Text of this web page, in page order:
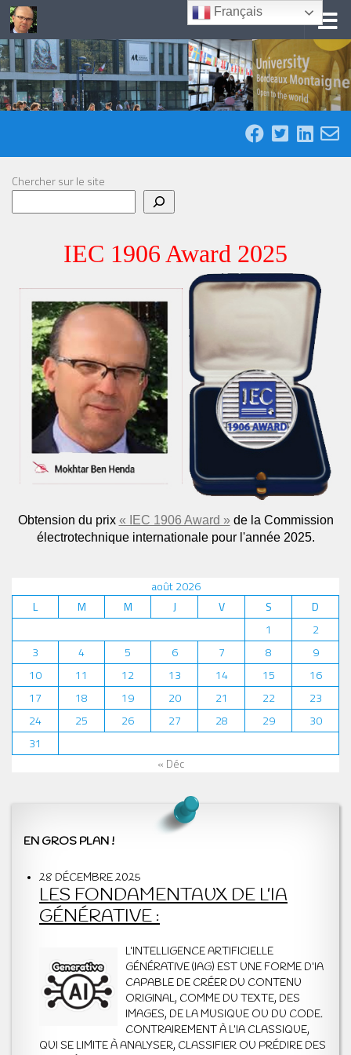
Skip to content
Chercher sur le site
IEC 1906 Award 2025
Obtension du prix « IEC 1906 Award »de la Commission
électrotechnique internationale pour l'année 2025.
août 2026
L
M M J V S
D
1
2
3
4 5 6 7 8
9
10
11 12 13 14 15
16
17
18 19 20 21 22
23
24
25 26 27 28 29
30
31
« Déc
EN GROS PLAN !
28 DÉCEMBRE 2025
LES FONDAMENTAUX DE L’IA
GÉNÉRATIVE :
L’INTELLIGENCE ARTIFICIELLE
GÉNÉRATIVE (IAG) EST UNE FORME D’IA
CAPABLE DE CRÉER DU CONTENU
ORIGINAL, COMME DU TEXTE, DES
IMAGES, DE LA MUSIQUE OU DU CODE.
CONTRAIREMENT À L’IA CLASSIQUE,
QUI SE LIMITE À ANALYSER, CLASSIFIER OU PRÉDIRE DES
Français